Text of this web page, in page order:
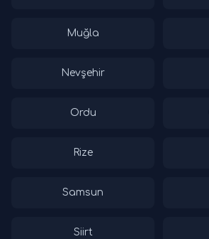
Muğla
Nevşehir
Ordu
Rize
Samsun
Siirt